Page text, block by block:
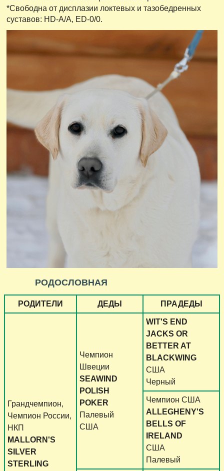
*Свободна от дисплазии локтевых и тазобедренных
суставов: HD-A/А, ED-0/0.
РОДОСЛОВНАЯ
РОДИТЕЛИ ДЕДЫ ПРАДЕДЫ
Грандчемпион,
Чемпион России,
НКП
MALLORN'S
SILVER
STERLING
Чемпион
Швеции
SEAWIND
POLISH
POKER
Палевый
США
WIT'S END
JACKS OR
BETTER AT
BLACKWING
США
Черный
Чемпион США
ALLEGHENY'S
BELLS OF
IRELAND
США
Палевый